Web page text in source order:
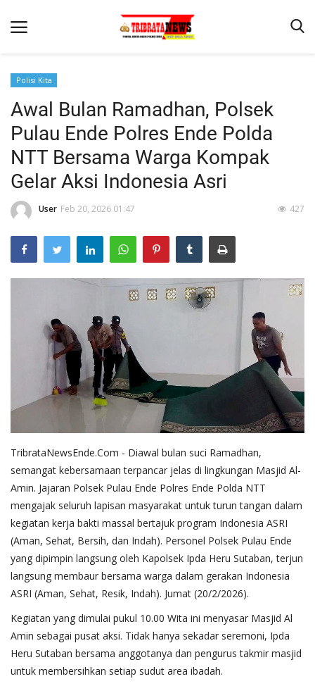
Beranda
Terms & Conditions
Lantas
Mitra Polisi
Polisi Kita
Awal Bulan Ramadhan, Polsek
Pulau Ende Polres Ende Polda
NTT Bersama Warga Kompak
Gelar Aksi Indonesia Asri
User Feb 20, 2026 01:47 427
TribrataNewsEnde.Com - Diawal bulan suci Ramadhan,
semangat kebersamaan terpancar jelas di lingkungan Masjid Al-
Amin. Jajaran Polsek Pulau Ende Polres Ende Polda NTT
mengajak seluruh lapisan masyarakat untuk turun tangan dalam
kegiatan kerja bakti massal bertajuk program Indonesia ASRI
(Aman, Sehat, Bersih, dan Indah). Personel Polsek Pulau Ende
yang dipimpin langsung oleh Kapolsek Ipda Heru Sutaban, terjun
langsung membaur bersama warga dalam gerakan Indonesia
ASRI (Aman, Sehat, Resik, Indah). Jumat (20/2/2026).
​Kegiatan yang dimulai pukul 10.00 Wita ini menyasar Masjid Al
Amin sebagai pusat aksi. Tidak hanya sekadar seremoni, Ipda
Heru Sutaban bersama anggotanya dan pengurus takmir masjid
untuk membersihkan setiap sudut area ibadah.